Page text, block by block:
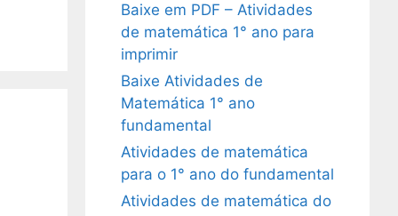
Baixe em PDF – Atividades
de matemática 1° ano para
imprimir
Baixe Atividades de
Matemática 1° ano
fundamental
Atividades de matemática
para o 1° ano do fundamental
Atividades de matemática do